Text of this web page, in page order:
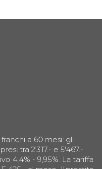
a 60 mesi: gli
tra 2'317.- e 5'467.-
4,4% - 9,95%. La tariffa